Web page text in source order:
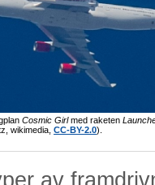
Cosmic Girlmed raketen
wikimedia, CC-BY-2.0).
av